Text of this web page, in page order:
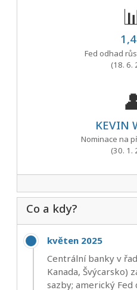
Fed odhad
(18. 6.
KEVIN
Nominace na
(30. 1.
Co a kdy?
květen 2025
Centrální banky v
Kanada, Švýcarsko)
sazby; americký Fed